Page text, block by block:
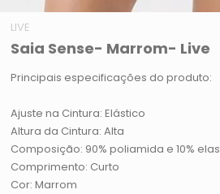
LIVE
Saia Sense- Marrom- Live
Principais especificações do produto:
Ajuste na Cintura: Elástico
Altura da Cintura: Alta
Composição: 90% poliamida e 10%
Comprimento: Curto
Cor: Marrom